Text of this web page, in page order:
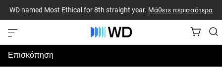
WD named Most Ethical for 8th straight year. Μάθετε περισσότερα
Επισκόπηση